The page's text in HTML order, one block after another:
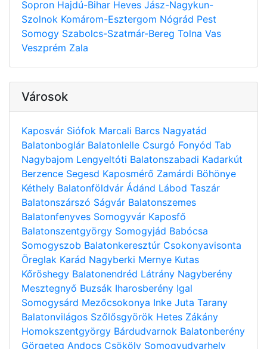
Sopron Hajdú-Bihar Heves Jász-Nagykun-
Szolnok Komárom-Esztergom Nógrád Pest
Somogy Szabolcs-Szatmár-Bereg Tolna Vas
Veszprém Zala
Városok
Kaposvár Siófok Marcali Barcs Nagyatád
Balatonboglár Balatonlelle Csurgó Fonyód Tab
Nagybajom Lengyeltóti Balatonszabadi Kadarkút
Berzence Segesd Kaposmérő Zamárdi Böhönye
Kéthely Balatonföldvár Ádánd Lábod Taszár
Balatonszárszó Ságvár Balatonszemes
Balatonfenyves Somogyvár Kaposfő
Balatonszentgyörgy Somogyjád Babócsa
Somogyszob Balatonkeresztúr Csokonyavisonta
Öreglak Karád Nagyberki Mernye Kutas
Kőröshegy Balatonendréd Látrány Nagyberény
Mesztegnyő Buzsák Iharosberény Igal
Somogysárd Mezőcsokonya Inke Juta Tarany
Balatonvilágos Szőlősgyörök Hetes Zákány
Homokszentgyörgy Bárdudvarnok Balatonberény
Görgeteg Andocs Csököly Somogyudvarhely